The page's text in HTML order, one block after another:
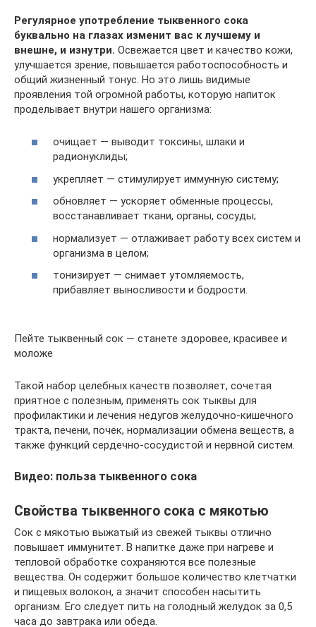
Регулярное употребление тыквенного сока
буквально на глазах изменит вас к лучшему и
внешне, и изнутри. Освежается цвет и качество кожи,
улучшается зрение, повышается работоспособность и
общий жизненный тонус. Но это лишь видимые
проявления той огромной работы, которую напиток
проделывает внутри нашего организма:
очищает — выводит токсины, шлаки и
радионуклиды;
укрепляет — стимулирует иммунную систему;
обновляет — ускоряет обменные процессы,
восстанавливает ткани, органы, сосуды;
нормализует — отлаживает работу всех систем и
организма в целом;
тонизирует — снимает утомляемость,
прибавляет выносливости и бодрости.
Пейте тыквенный сок — станете здоровее, красивее и
моложе
Такой набор целебных качеств позволяет, сочетая
приятное с полезным, применять сок тыквы для
профилактики и лечения недугов желудочно-кишечного
тракта, печени, почек, нормализации обмена веществ, а
также функций сердечно-сосудистой и нервной систем.
Видео: польза тыквенного сока
Свойства тыквенного сока с мякотью
Сок с мякотью выжатый из свежей тыквы отлично
повышает иммунитет. В напитке даже при нагреве и
тепловой обработке сохраняются все полезные
вещества. Он содержит большое количество клетчатки
и пищевых волокон, а значит способен насытить
организм. Его следует пить на голодный желудок за 0,5
часа до завтрака или обеда.